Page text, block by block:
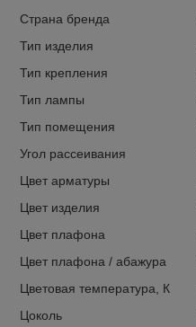
Страна бренда
Тип изделия
Тип крепления
Тип лампы
Тип помещения
Угол рассеивания
Цвет арматуры
Цвет изделия
Цвет плафона
Цвет плафона / абажура
Цветовая температура, К
Цоколь